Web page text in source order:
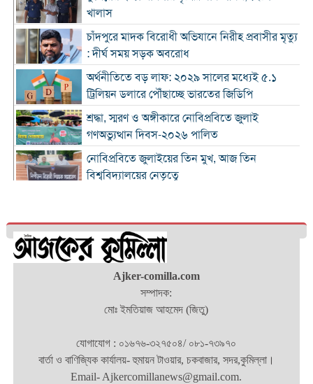
খালাস
চাঁদপুরে মাদক বিরোধী অভিযানে নিরীহ প্রবাসীর মৃত্যু
: দীর্ঘ সময় সড়ক অবরোধ
অর্থনীতিতে বড় লাফ: ২০২৯ সালের মধ্যেই ৫.১
ট্রিলিয়ন ডলারে পৌঁছাচ্ছে ভারতের জিডিপি
শ্রদ্ধা, স্মরণ ও অঙ্গীকারে নোবিপ্রবিতে জুলাই
গণঅভ্যুত্থান দিবস-২০২৬ পালিত
নোবিপ্রবিতে জুলাইয়ের তিন মুখ, আজ তিন
বিশ্ববিদ্যালয়ের নেতৃত্বে
চৌদ্দগ্রামে রাস্তার জায়গায় নিয়ে হামলায় যুবকের মৃত্যু
কুমিল্লায় জুলাই গণঅভ্যুত্থান দিবস পালিত
কুমিল্লায় শ্বশুরবাড়িতে নাস্তা না দেওয়া নিয়ে বিরোধ,
চৌদ্দগ্রামে জুলাই গণঅভ্যুত্থান দিবসে আলোচনা সভা
ও জুলাই যোদ্ধাদের সংবর্ধনা
Ajker-comilla.com
সম্পাদক:
মোঃ ইমতিয়াজ আহমেদ (জিতু)
যোগাযোগ : ০১৬৭৬-৩২৭৫০৪/ ০৮১-৭৩৯৭০
বার্তা ও বাণিজ্যিক কার্যালয়- হুমায়ন টাওয়ার, চকবাজার, সদর,কুমিল্লা।
Email- Ajkercomillanews@gmail.com.